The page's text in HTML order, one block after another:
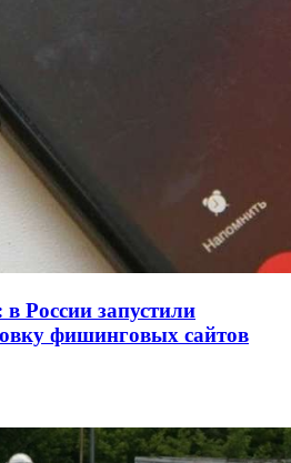
нарастили экспорт:
на 3,6 млн долларов
России запустили
фишинговых сайтов